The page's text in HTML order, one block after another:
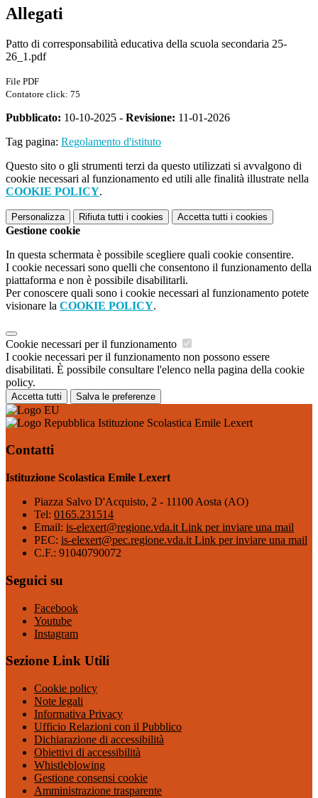
Allegati
Patto di corresponsabilità educativa della scuola secondaria 25-
26_1.pdf
File PDF
Contatore click: 75
Pubblicato: 10-10-2025 - Revisione: 11-01-2026
Tag pagina: Regolamento d'istituto
Questo sito o gli strumenti terzi da questo utilizzati si avvalgono di
cookie necessari al funzionamento ed utili alle finalità illustrate nella
COOKIE POLICY.
Personalizza Rifiuta tutti i cookies Accetta tutti i cookies
Gestione cookie
In questa schermata è possibile scegliere quali cookie consentire.
I cookie necessari sono quelli che consentono il funzionamento della
piattaforma e non è possibile disabilitarli.
Per conoscere quali sono i cookie necessari al funzionamento potete
visionare la COOKIE POLICY.
Cookie necessari per il funzionamento
I cookie necessari per il funzionamento non possono essere
disabilitati. È possibile consultare l'elenco nella pagina della cookie
policy.
Accetta tutti Salva le preferenze
Istituzione Scolastica Emile Lexert
Contatti
Istituzione Scolastica Emile Lexert
Piazza Salvo D'Acquisto, 2 - 11100 Aosta (AO)
Tel: 0165.231514
Email: is-elexert@regione.vda.it Link per inviare una mail
PEC: is-elexert@pec.regione.vda.it Link per inviare una mail
C.F.: 91040790072
Seguici su
Facebook
Youtube
Instagram
Sezione Link Utili
Cookie policy
Note legali
Informativa Privacy
Ufficio Relazioni con il Pubblico
Dichiarazione di accessibilità
Obiettivi di accessibilità
Whistleblowing
Gestione consensi cookie
Amministrazione trasparente